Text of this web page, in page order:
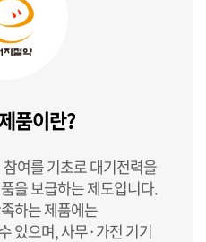
품이란?
여를 기초로 대기전력을
을 보급하는 제도입니다.
하는 제품에는
있으며, 사무·가전 기기